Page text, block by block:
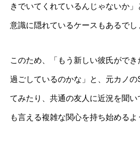
きでいてくれているんじゃないか
意識に隠れているケースもあるでし
このため、「もう新しい彼氏がで
過ごしているのかな」と、元カノ
てみたり、共通の友人に近況を聞い
も言える複雑な関心を持ち始めるよ